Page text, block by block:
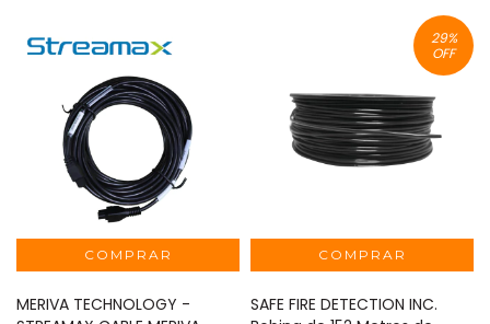
MERIVA TECHNOLOGY -
29%
OFF
SAFE FIRE DETECTION INC.